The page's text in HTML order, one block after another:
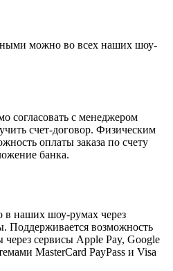
можно во всех наших шоу-
согласовать с менеджером
счет-договор. Физическим
оплаты заказа по счету
банка.
в наших шоу-румах через
Поддерживается возможность
через сервисы Apple Pay, Google
MasterCard PayPass и Visa